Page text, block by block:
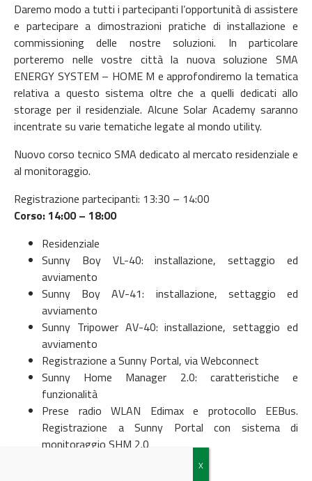
Daremo modo a tutti i partecipanti l’opportunità di assistere
e partecipare a dimostrazioni pratiche di installazione e
commissioning delle nostre soluzioni. In particolare
porteremo nelle vostre città la nuova soluzione SMA
ENERGY SYSTEM – HOME M e approfondiremo la tematica
relativa a questo sistema oltre che a quelli dedicati allo
storage per il residenziale. Alcune Solar Academy saranno
incentrate su varie tematiche legate al mondo utility.
Nuovo corso tecnico SMA dedicato al mercato residenziale e
al monitoraggio.
Registrazione partecipanti: 13:30 – 14:00
Corso: 14:00 – 18:00
Residenziale
Sunny Boy VL-40: installazione, settaggio ed
avviamento
Sunny Boy AV-41: installazione, settaggio ed
avviamento
Sunny Tripower AV-40: installazione, settaggio ed
avviamento
Registrazione a Sunny Portal, via Webconnect
Sunny Home Manager 2.0: caratteristiche e
funzionalità
Prese radio WLAN Edimax e protocollo EEBus.
Registrazione a Sunny Portal con sistema di
monitoraggio SHM 2.0